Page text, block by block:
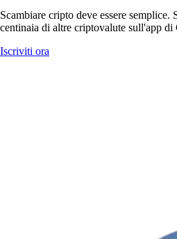
Scambiare cripto deve essere semplice.
centinaia di altre criptovalute sull'app di
Iscriviti ora